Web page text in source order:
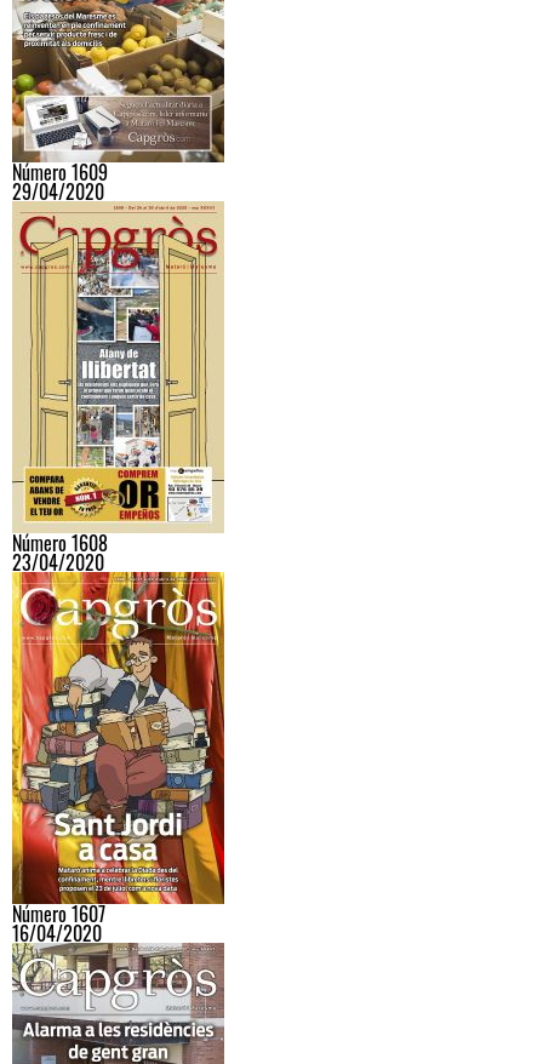
Número 1609
29/04/2020
Número 1608
23/04/2020
Número 1607
16/04/2020